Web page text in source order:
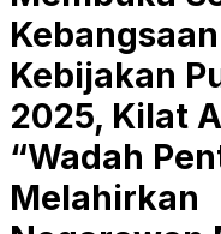
Kebijakan
2025, Kilat
“Wadah
Melahirkan